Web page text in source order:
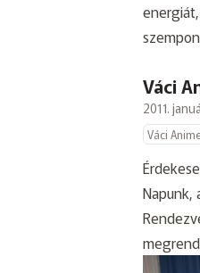
Váci
2011.
Váci
Napunk,